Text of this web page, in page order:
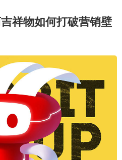
祥物如何打破营销壁